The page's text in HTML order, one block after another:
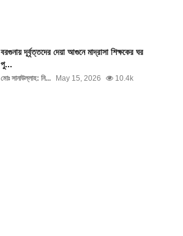
বরগুনায় দূর্বৃত্তদের দেয়া আগুনে মাদ্রাসা শিক্ষকের ঘর
পু...
মোঃ সানাউল্লাহ: নি... May 15, 2026 10.4k